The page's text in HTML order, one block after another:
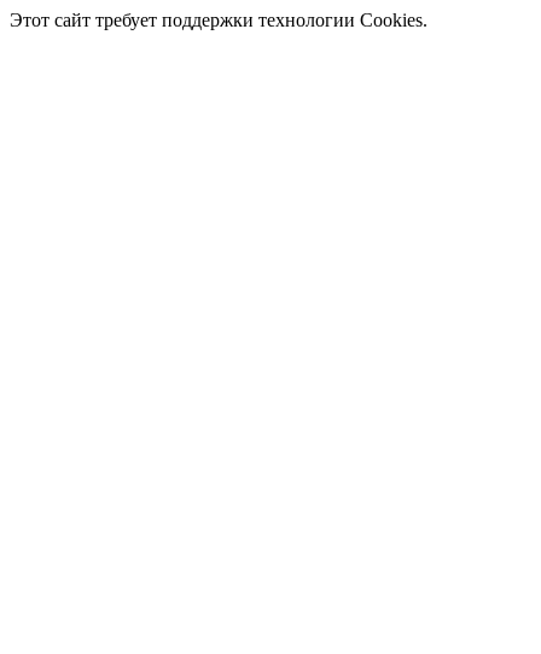
Этот сайт требует поддержки технологии Cookies.